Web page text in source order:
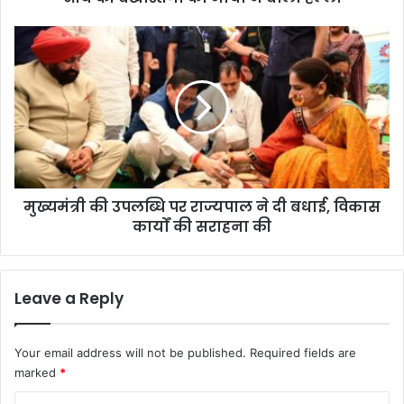
र
मा
म
ले
में
मं
त्री
र्य
गी
को
मो
मं
त्री
की
उ
प
ल
ब्धि
ल
ब
धा
ई
मुख्यमंत्री की उपलब्धि पर राज्यपाल ने दी बधाई, विकास
कार्यों की सराहना की
Leave a Reply
Your email address will not be published. Required fields are
marked *